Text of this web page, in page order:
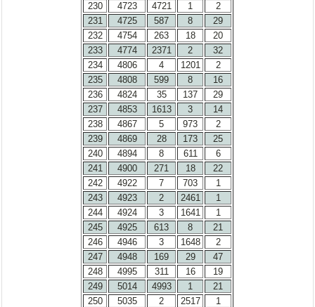
230
4723 4721 1
2
231
4725 587 8
29
232
4754 263 18
20
233
4774 2371 2
32
234
4806 4 1201
2
235
4808 599 8
16
236
4824 35 137
29
237
4853 1613 3
14
238
4867 5 973
2
239
4869 28 173
25
240
4894 8 611
6
241
4900 271 18
22
242
4922 7 703
1
243
4923 2 2461
1
244
4924 3 1641
1
245
4925 613 8
21
246
4946 3 1648
2
247
4948 169 29
47
248
4995 311 16
19
249
5014 4993 1
21
250
5035 2 2517
1